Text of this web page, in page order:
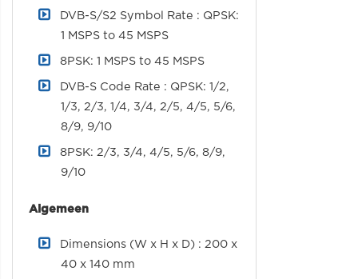
DVB-S/S2 Symbol Rate : QPSK:
1 MSPS to 45 MSPS
8PSK: 1 MSPS to 45 MSPS
DVB-S Code Rate : QPSK: 1/2,
1/3, 2/3, 1/4, 3/4, 2/5, 4/5, 5/6,
8/9, 9/10
8PSK: 2/3, 3/4, 4/5, 5/6, 8/9,
9/10
Algemeen
Dimensions (W x H x D) : 200 x
40 x 140 mm